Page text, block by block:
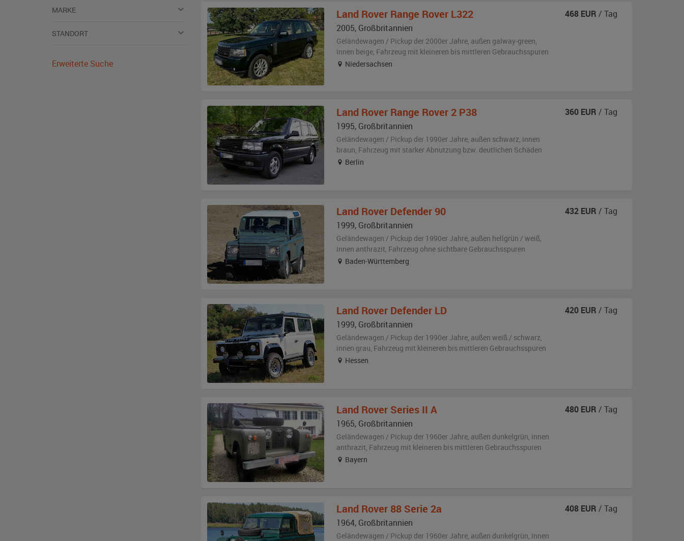
Land Rover Range Rover L322
2005, Großbritannien
Geländewagen / Pickup der 2000er Jahre, außen galway-green,
innen beige, Fahrzeug mit kleineren bis mittleren Gebrauchsspuren
Niedersachsen
468 EUR / Tag
Land Rover Range Rover 2 P38
1995, Großbritannien
Geländewagen / Pickup der 1990er Jahre, außen schwarz, innen
braun, Fahrzeug mit starker Abnutzung bzw. deutlichen Schäden
Berlin
360 EUR / Tag
Land Rover Defender 90
1999, Großbritannien
Geländewagen / Pickup der 1990er Jahre, außen hellgrün / weiß,
innen anthrazit, Fahrzeug ohne sichtbare Gebrauchsspuren
Baden-Württemberg
432 EUR / Tag
Land Rover Defender LD
1999, Großbritannien
Geländewagen / Pickup der 1990er Jahre, außen weiß / schwarz,
innen grau, Fahrzeug mit kleineren bis mittleren Gebrauchsspuren
Hessen
420 EUR / Tag
Land Rover Series II A
1965, Großbritannien
Geländewagen / Pickup der 1960er Jahre, außen dunkelgrün, innen
anthrazit, Fahrzeug mit kleineren bis mittleren Gebrauchsspuren
Bayern
480 EUR / Tag
Land Rover 88 Serie 2a
1964, Großbritannien
Geländewagen / Pickup der 1960er Jahre, außen dunkelgrün, innen
408 EUR / Tag
MARKE
STANDORT
Erweiterte Suche